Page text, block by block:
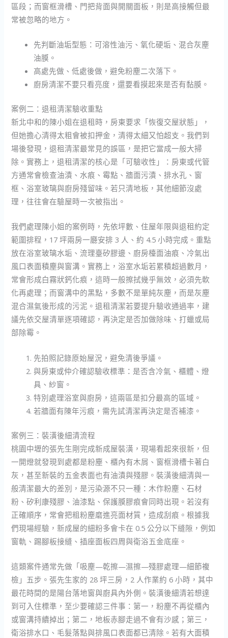
區段；而窗框滑槽、門把背面與開關面板，則是高接觸但最
常被忽略的地方。
先判斷油垢型態：可溶性油污、氧化硬垢、混合灰塵
油膜。
高處先做、低處後做，避免粉塵二次落下。
廚房清潔不要只看亮度，還要看摸起來是否有黏膜。
案例二：退租清潔驗收重點
新北中和的陳小姐在退租時，房東要求「恢復交屋狀態」，
但她擔心清得太粗會被扣押金，清得太細又怕超支。我們到
場後發現，退租清潔最常見的誤區，是把它當成一般大掃
除。實務上，退租清潔的核心是「可驗收性」：房東或代管
方通常會檢查油漬、水痕、霉點、牆面污漬、排水孔、窗
框、浴室玻璃與廚房殘留味。若只清地板，其他細節沒處
理，往往會在驗屋時一次被指出。
我們處理陳小姐的案例時，先依坪數、住屋年限與退租約定
範圍排程，17 坪兩房一廳安排 3 人、約 4.5 小時完成。重點
放在浴室玻璃水垢、流理臺矽膠邊、廚房檯面油痕、冷氣出
風口表面積塵與窗溝。實務上，浴室水垢若累積超過數月，
常會形成白霧狀鈣化痕，這時一般擦拭幾乎無效，必須先軟
化再處理；而窗溝中的黑點，多數不是單純灰塵，而是灰塵
混合濕氣後形成的污泥。退租清潔若要提升驗收通過率，建
議先依交屋清單逐項確認，再決定是否加做除味、打蠟或局
部除霉。
先拍照記錄原始屋況，避免清後爭議。
與房東或仲介確認驗收標準：是否含冷氣、櫃體、燈
具、紗窗。
特別處理浴室與廚房，這兩區是扣分最高的區域。
若牆面有陳年污痕，需先試清潔再決定是否補漆。
案例三：裝潢後細清流程
桃園中壢的張先生剛完成新成屋裝潢，現場看起來很新，但
一開燈就發現到處都是粉塵、櫃內有木屑、窗框滑槽卡著白
灰，甚至新裝的五金表面也有油漬與殘膠。裝潢後細清與一
般清潔最大的差別，是污染源不只一種：木作粉塵、石材
粉、矽利康殘膠、油漆點、保護膜膠痕會同時出現。若沒有
正確順序，常會把粗粉塵磨進亮面材質，造成刮痕。根據我
們現場經驗，新成屋的細粉多會卡在 0.5 公分以下縫隙，例如
窗軌、踢腳板接縫、插座面板四周與衛浴五金底座。
這類案件通常先做「吸塵—乾擦—濕擦—殘膠處理—細節複
檢」五步。張先生家的 28 坪三房，2 人作業約 6 小時，其中
最花時間的是陽台落地窗與廚具內外側。裝潢後細清若想達
到可入住標準，至少要確認三件事：第一，粉塵不再從櫃內
或窗溝持續掉出；第二，地板赤腳走過不會有沙感；第三，
衛浴排水口、毛髮落點與排風口表面都已清除。若有大面積